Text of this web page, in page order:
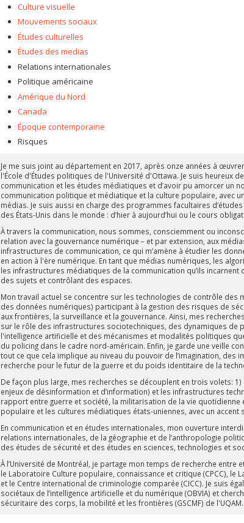
Culture visuelle
Mouvements sociaux
Études culturelles
Études des medias
Relations internationales
Politique américaine
Amérique du Nord
Canada
Époque contemporaine
Risques
Je me suis joint au département en 2017, après onze années à
l'École d'Études politiques de l'Université d'Ottawa. Je suis heureux
communication et les études médiatiques et d’avoir pu amorcer un
communication politique et médiatique et la culture populaire, avec
médias. Je suis aussi en charge des programmes facultaires
des États-Unis dans le monde : d’hier à aujourd’hui ou le cours
À travers la communication, nous sommes, consciemment ou
relation avec la gouvernance numérique – et par extension, aux
infrastructures de communication, ce qui m’amène à étudier les
en action à l'ère numérique. En tant que médias numériques, les
les infrastructures médiatiques de la communication qu’ils
des sujets et contrôlant des espaces.
Mon travail actuel se concentre sur les technologies de contrôle
des données numériques) participant à la gestion des risques de
aux frontières, la surveillance et la gouvernance. Ainsi, mes
sur le rôle des infrastructures sociotechniques, des dynamiques
l'intelligence artificielle et des mécanismes et modalités politiques
du policing dans le cadre nord-américain. Enfin, je garde une veille
tout ce que cela implique au niveau du pouvoir de l’imagination,
recherche pour le futur de la guerre et du poids identitaire de la
De façon plus large, mes recherches se découplent en trois volets:
enjeux de désinformation et d’information) et les infrastructures
rapport entre guerre et société, la militarisation de la vie quotidienne
populaire et les cultures médiatiques états-uniennes, avec un accent
En communication et en études internationales, mon ouverture
relations internationales, de la géographie et de l’anthropologie
des études de sécurité et des études en sciences, technologies et
À l’Université de Montréal, je partage mon temps de recherche entre
le Laboratoire Culture populaire, connaissance et critique (CPCC), le
et le Centre international de criminologie comparée (CICC). Je suis
sociétaux de l’intelligence artificielle et du numérique (OBVIA) et
sécuritaire des corps, la mobilité et les frontières (GSCMF) de l'UQAM.